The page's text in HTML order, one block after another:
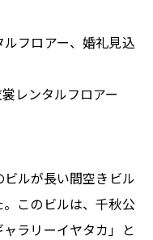
フロアー、婚礼見込
レンタルフロアー
ルが長い間空きビル
このビルは、千秋公
ラリーイヤタカ」と